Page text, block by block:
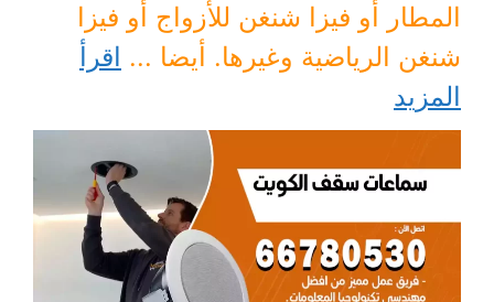
المطار أو فيزا شنغن للأزواج أو فيزا
شنغن الرياضية وغيرها. أيضا ... اقرأ
المزيد